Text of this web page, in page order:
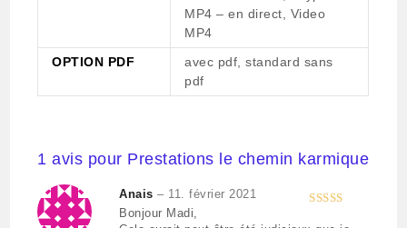
MP4 – en direct, Video
MP4
OPTION PDF
avec pdf, standard sans
pdf
1 avis pour Prestations le chemin karmique
Anais– 11. février 2021
Bonjour Madi,